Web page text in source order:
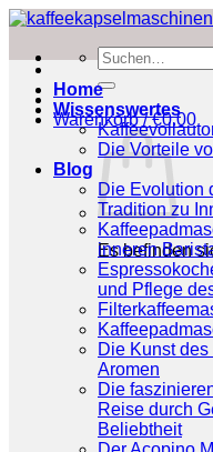
Zum
springen
Suchen
nach:
Warenkorb /€0.00
Es befinden
Home
Wissenswertes
Die Vorteile
Blog
Die Evolution
Tradition zu
inneren
und Pflege
Die Kunst
Aromen
Die
Reise durch
Beliebtheit